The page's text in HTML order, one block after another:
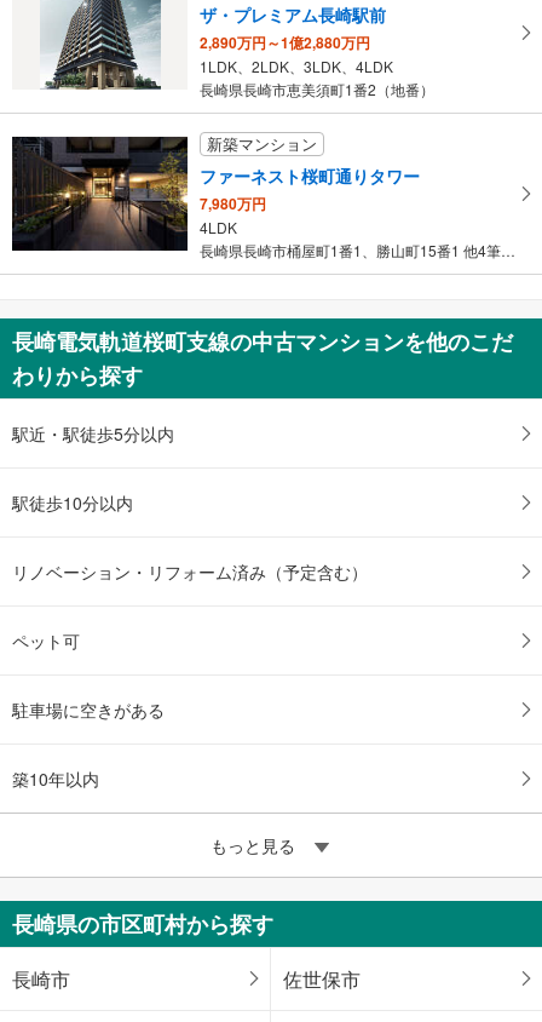
ザ・プレミアム長崎駅前
2,890万円～1億2,880万円
1LDK、2LDK、3LDK、4LDK
長崎県長崎市恵美須町1番2（地番）
新築マンション
ファーネスト桜町通りタワー
7,980万円
4LDK
長崎県長崎市桶屋町1番1、勝山町15番1 他4筆（地番）
長崎電気軌道桜町支線の中古マンションを他のこだ
わりから探す
駅近・駅徒歩5分以内
駅徒歩10分以内
リノベーション・リフォーム済み（予定含む）
ペット可
駐車場に空きがある
築10年以内
もっと見る
長崎県の市区町村から探す
長崎市 佐世保市